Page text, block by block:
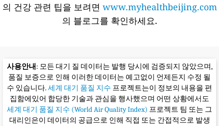
의 건강 관련 팁을 보려면 www.myhealthbeijing.com
의 블로그를 확인하세요.
사용안내 : 모든 대기 질 데이터는 발행 당시에 검증되지 않았으며,
품질 보증으로 인해 이러한 데이터는 예고없이 언제든지 수정 될
수 있습니다.세계 대기 품질 지수 프로젝트는이 정보의 내용을 편
집함에있어 합당한 기술과 관심을 행사했으며 어떤 상황에서도
세계 대기 품질 지수 (World Air Quality Index) 프로젝트 팀 또는 그
대리인은이 데이터의 공급으로 인해 직접 또는 간접적으로 발생